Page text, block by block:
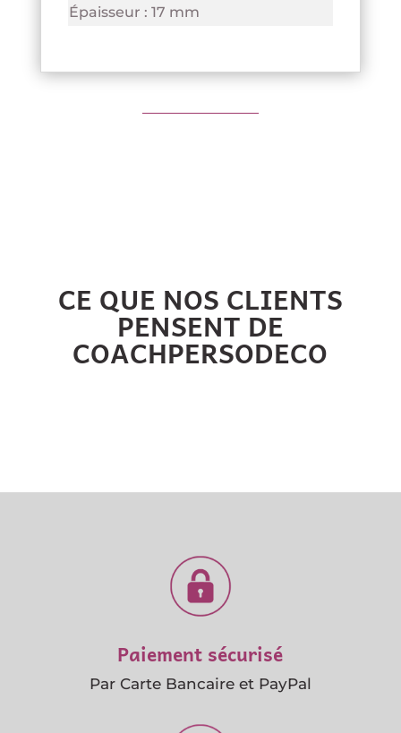
Épaisseur : 17 mm
CE QUE NOS CLIENTS
PENSENT DE
COACHPERSODECO
Paiement sécurisé
Par Carte Bancaire et PayPal